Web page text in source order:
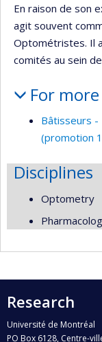
En raison de son
agit souvent
Optométristes. Il
comités au sein
For
Bâtisseurs
(promotion
Disciplines
Optometry
Research
Université de Montréal
PO Box 6128, Centre-